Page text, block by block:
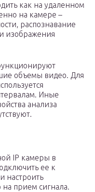
как на удаленном
на камере –
распознавание
изображения
объемы видео. Для
Иные
анализа
IP камеры в
ее к
настроить
прием сигнала.